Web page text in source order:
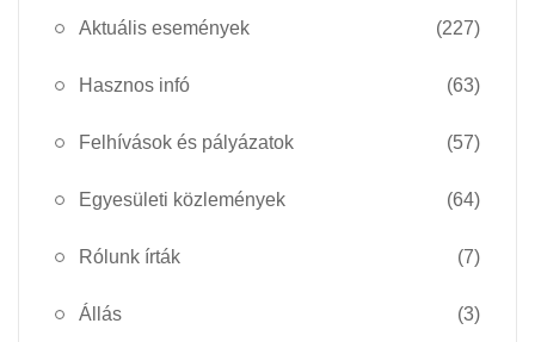
Aktuális események (227)
Hasznos infó (63)
Felhívások és pályázatok (57)
Egyesületi közlemények (64)
Rólunk írták (7)
Állás (3)